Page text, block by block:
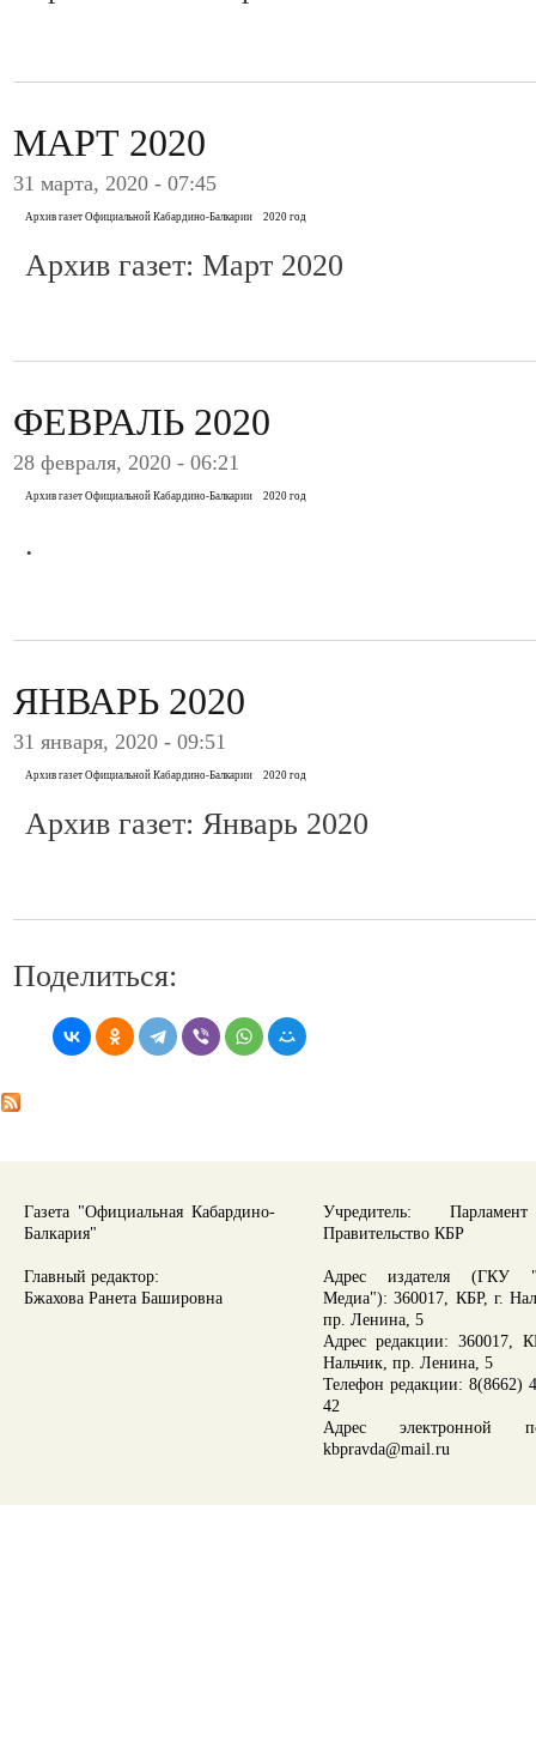
МАРТ 2020
31 марта, 2020 - 07:45
Архив газет Официальной Кабардино-Балкарии 2020 год
Архив газет: Март 2020
ФЕВРАЛЬ 2020
28 февраля, 2020 - 06:21
Архив газет Официальной Кабардино-Балкарии 2020 год
.
ЯНВАРЬ 2020
31 января, 2020 - 09:51
Архив газет Официальной Кабардино-Балкарии 2020 год
Архив газет: Январь 2020
Поделиться:
Газета "Официальная Кабардино-
Балкария"
Главный редактор:
Бжахова Ранета Башировна
Учредитель:
Правительство КБР
Адрес издателя (ГКУ
Медиа"): 360017, КБР, г.
пр. Ленина, 5
Адрес редакции: 360017,
Нальчик, пр. Ленина, 5
Телефон редакции: 8(8662)
42
Адрес электронной
kbpravda@mail.ru